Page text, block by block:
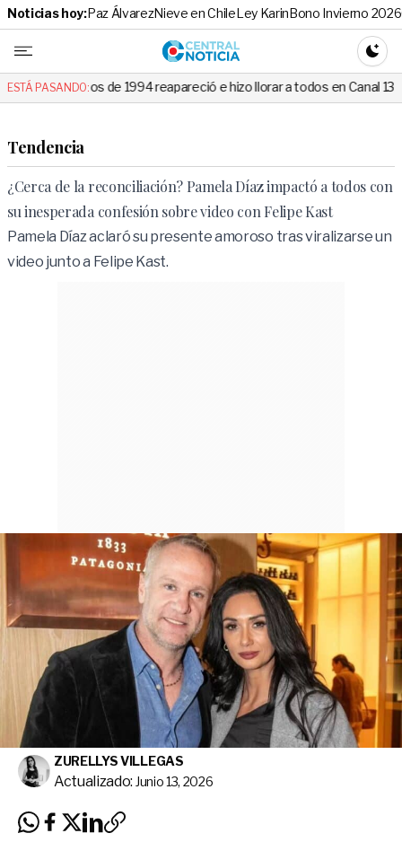
Noticias hoy:Paz ÁlvarezNieve en ChileLey KarinBono Invierno 2026
Central
ESTÁ PASANDO:
1994 reapareció e hizo llorar a todos en Canal 13 Nieve
Tendencia
¿Cerca de la reconciliación? Pamela Díaz impactó a todos con
su inesperada confesión sobre video con Felipe Kast
Pamela Díaz aclaró su presente amoroso tras viralizarse un
video junto a Felipe Kast.
ZURELLYS VILLEGAS
Actualizado: Junio 13, 2026